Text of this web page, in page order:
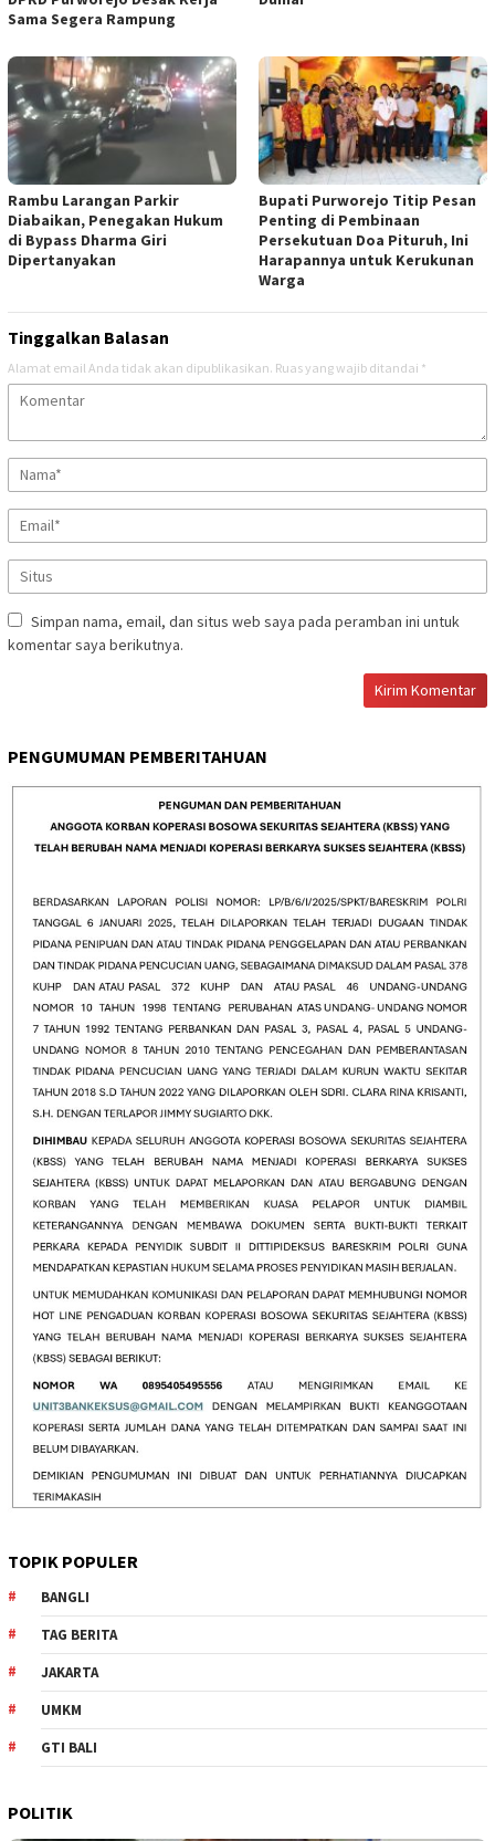
Sama Segera Rampung
Rambu Larangan Parkir
Diabaikan, Penegakan Hukum
di Bypass Dharma Giri
Dipertanyakan
Bupati Purworejo Titip Pesan
Penting di Pembinaan
Persekutuan Doa Pituruh, Ini
Harapannya untuk Kerukunan
Warga
Tinggalkan Balasan
Alamat email Anda tidak akan dipublikasikan. Ruas yang wajib ditandai *
Simpan nama, email, dan situs web saya pada peramban ini untuk
komentar saya berikutnya.
PENGUMUMAN PEMBERITAHUAN
TOPIK POPULER
BANGLI
TAG BERITA
JAKARTA
UMKM
GTI BALI
POLITIK